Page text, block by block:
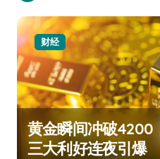
财经
黄金瞬间冲破4200
三大利好连夜引爆